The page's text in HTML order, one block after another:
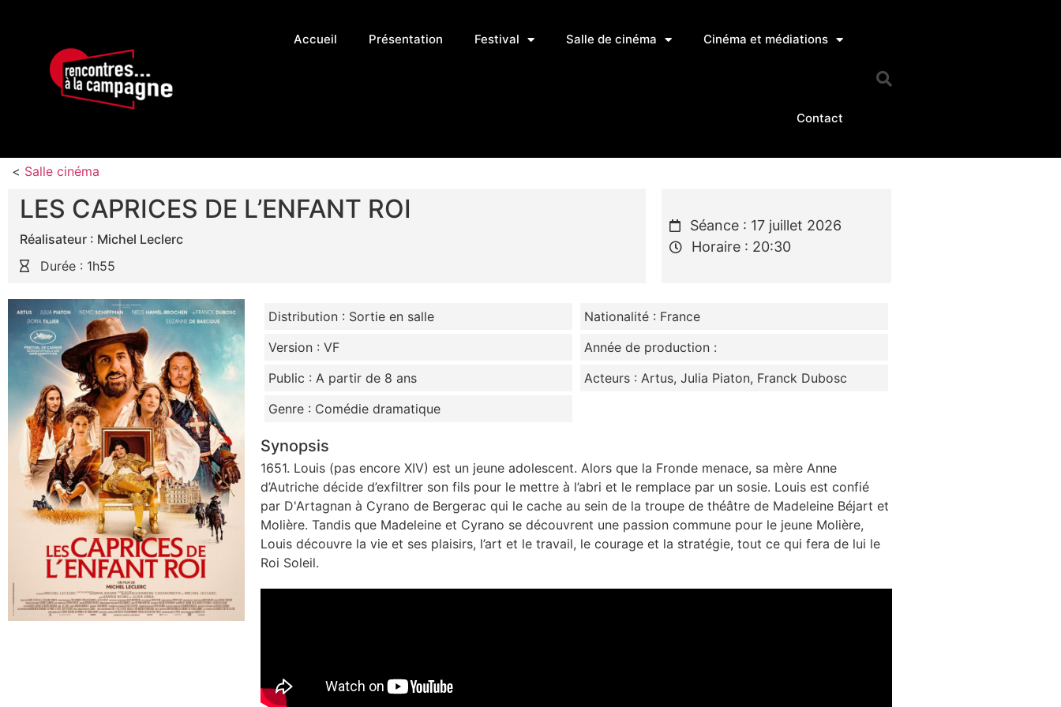
Accueil Présentation Festival Salle de cinéma Cinéma et médiations
Contact
< Salle cinéma
LES CAPRICES DE L’ENFANT ROI
Réalisateur : Michel Leclerc
Durée : 1h55
Séance : 17 juillet 2026
Horaire : 20:30
Distribution : Sortie en salle
Version : VF
Public : A partir de 8 ans
Genre : Comédie dramatique
Nationalité : France
Année de production :
Acteurs : Artus, Julia Piaton, Franck Dubosc
Synopsis
1651. Louis (pas encore XIV) est un jeune adolescent. Alors que la Fronde menace, sa mère Anne
d’Autriche décide d’exfiltrer son fils pour le mettre à l’abri et le remplace par un sosie. Louis est confié
par D'Artagnan à Cyrano de Bergerac qui le cache au sein de la troupe de théâtre de Madeleine Béjart et
Molière. Tandis que Madeleine et Cyrano se découvrent une passion commune pour le jeune Molière,
Louis découvre la vie et ses plaisirs, l’art et le travail, le courage et la stratégie, tout ce qui fera de lui le
Roi Soleil.